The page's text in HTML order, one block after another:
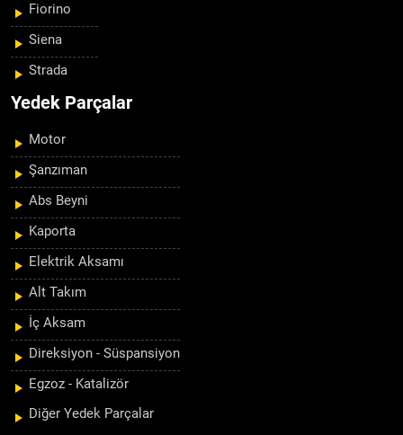
Fiorino
Siena
Strada
Yedek Parçalar
Motor
Şanzıman
Abs Beyni
Kaporta
Elektrik Aksamı
Alt Takım
İç Aksam
Direksiyon - Süspansiyon
Egzoz - Katalizör
Diğer Yedek Parçalar